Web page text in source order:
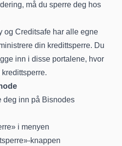
må du sperre deg hos
og Creditsafe har alle egne
din kredittsperre. Du
inn i disse portalene, hvor
deg inn på Bisnodes
i menyen
knappen